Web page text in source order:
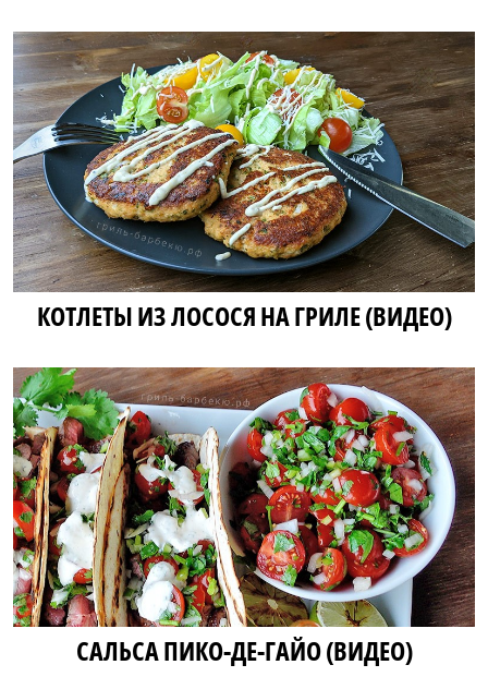
КОТЛЕТЫ ИЗ ЛОСОСЯ НА ГРИЛЕ (ВИДЕО)
САЛЬСА ПИКО-ДЕ-ГАЙО (ВИДЕО)